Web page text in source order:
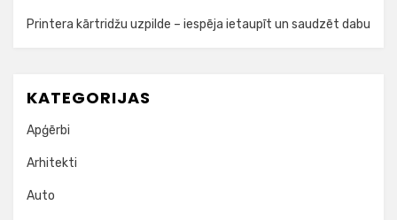
Printera kārtridžu uzpilde – iespēja ietaupīt un saudzēt dabu
KATEGORIJAS
Apģērbi
Arhitekti
Auto